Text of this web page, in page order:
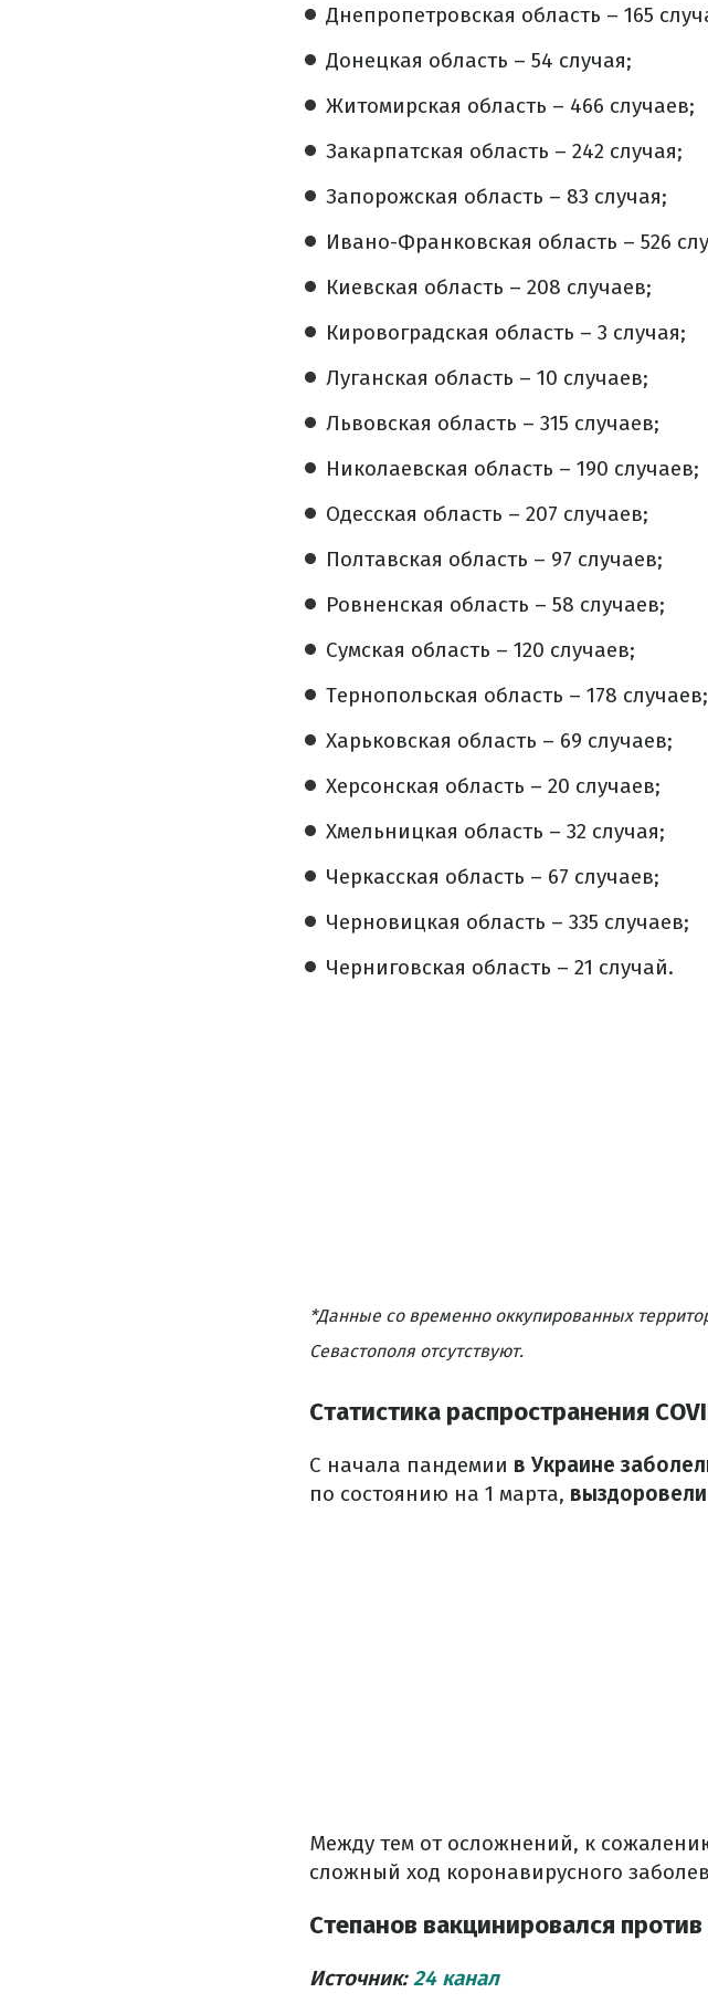
Днепропетровская область – 165
Донецкая область – 54 случая;
Житомирская область – 466 случаев;
Закарпатская область – 242 случая;
Запорожская область – 83 случая;
Ивано-Франковская область – 526
Киевская область – 208 случаев;
Кировоградская область – 3 случая;
Луганская область – 10 случаев;
Львовская область – 315 случаев;
Николаевская область – 190 случаев;
Одесская область – 207 случаев;
Полтавская область – 97 случаев;
Ровненская область – 58 случаев;
Сумская область – 120 случаев;
Тернопольская область – 178 случаев;
Харьковская область – 69 случаев;
Херсонская область – 20 случаев;
Хмельницкая область – 32 случая;
Черкасская область – 67 случаев;
Черновицкая область – 335 случаев;
Черниговская область – 21 случай.
*Данные со временно оккупированных
Севастополя отсутствуют.
Статистика распространения
С начала пандемии в Украине
по состоянию на 1 марта,
Между тем от осложнений, к
сложный ход коронавирусного
Степанов вакцинировался
Источник:24 канал